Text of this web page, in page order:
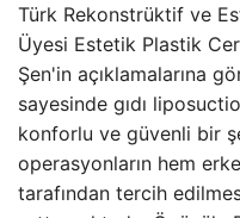
Türk Rekonstrüktif ve
Üyesi Estetik Plastik
Şen'in açıklamalarına
sayesinde gıdı
konforlu ve güvenli bir
operasyonların hem
tarafından tercih